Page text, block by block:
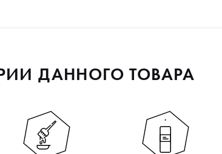
ДАННОГО ТОВАРА